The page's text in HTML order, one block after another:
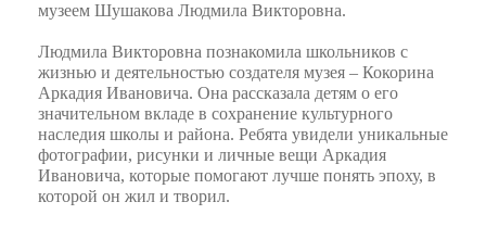
музеем Шушакова Людмила Викторовна.
Людмила Викторовна познакомила школьников с
жизнью и деятельностью создателя музея – Кокорина
Аркадия Ивановича. Она рассказала детям о его
значительном вкладе в сохранение культурного
наследия школы и района. Ребята увидели уникальные
фотографии, рисунки и личные вещи Аркадия
Ивановича, которые помогают лучше понять эпоху, в
которой он жил и творил.